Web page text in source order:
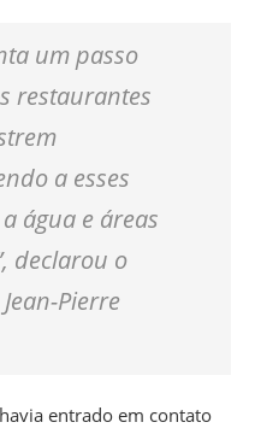
um passo
restaurantes
a esses
água e áreas
declarou o
Pierre
entrado em contato